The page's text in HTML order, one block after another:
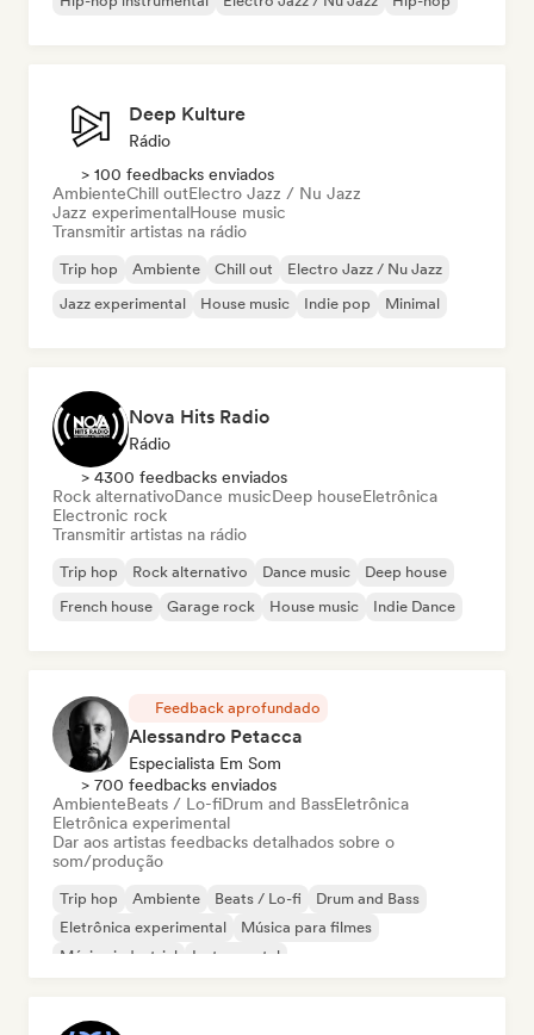
Deep Kulture
Rádio
> 100 feedbacks enviados
AmbienteChill outElectro Jazz / Nu Jazz
Jazz experimentalHouse music
Transmitir artistas na rádio
Trip hop Ambiente Chill out
Electro Jazz / Nu Jazz
Jazz experimental
House music Indie pop Minimal
Nova Hits Radio
Rádio
> 4300 feedbacks enviados
Rock alternativoDance musicDeep houseEletrônica
Electronic rock
Transmitir artistas na rádio
Trip hop Rock alternativo Dance music
Deep house
French house
Garage rock House music Indie Dance
Feedback aprofundado
Alessandro Petacca
Especialista Em Som
> 700 feedbacks enviados
AmbienteBeats / Lo-fiDrum and BassEletrônica
Eletrônica experimental
Dar aos artistas feedbacks detalhados sobre o
som/produção
Trip hop Ambiente Beats / Lo-fi
Drum and Bass
Eletrônica experimental
Música para filmes
Música industrial
Instrumental